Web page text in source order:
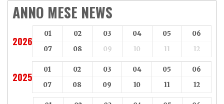
ANNO MESE NEWS
2026
01 02 03 04 05
06
07
08 09 10 11 12
2025
01 02 03 04 05
06
07
08 09 10 11 12